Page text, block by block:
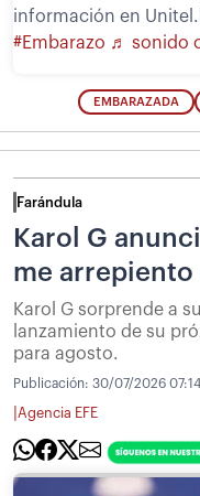
información en
#Embarazo ♬ sonido
EMBARAZADA
Farándula
Karol G
me arrepiento
Karol G sorprende a
lanzamiento de su
para agosto.
Publicación: 30/07/2026 07:14
Agencia EFE